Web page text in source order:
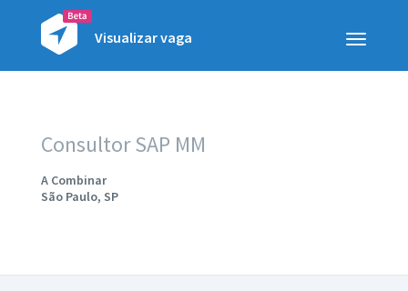
Toggle
Visualizar vaga
Consultor SAP MM
A Combinar
São Paulo, SP